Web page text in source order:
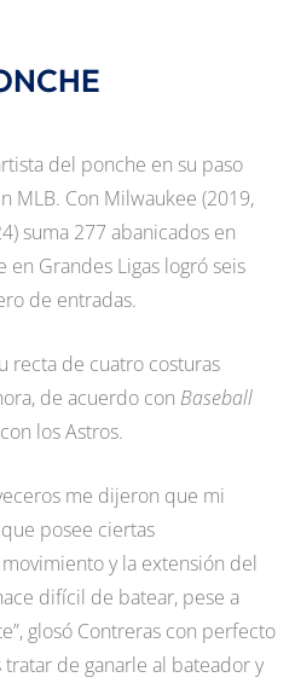
del ponche en su paso
MLB. Con Milwaukee (2019,
suma 277 abanicados en
en Grandes Ligas logró seis
de entradas.
recta de cuatro costuras
de acuerdo con Baseball
los Astros.
me dijeron que mi
posee ciertas
y la extensión del
difícil de batear, pese a
glosó Contreras con perfecto
de ganarle al bateador y